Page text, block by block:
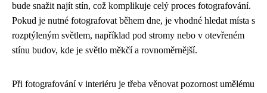
bude snažit najít stín, což komplikuje celý proces fotografování.
Pokud je nutné fotografovat během dne, je vhodné hledat místa s
rozptýleným světlem, například pod stromy nebo v otevřeném
stínu budov, kde je světlo měkčí a rovnoměrnější.
Při fotografování v interiéru je třeba věnovat pozornost umělému